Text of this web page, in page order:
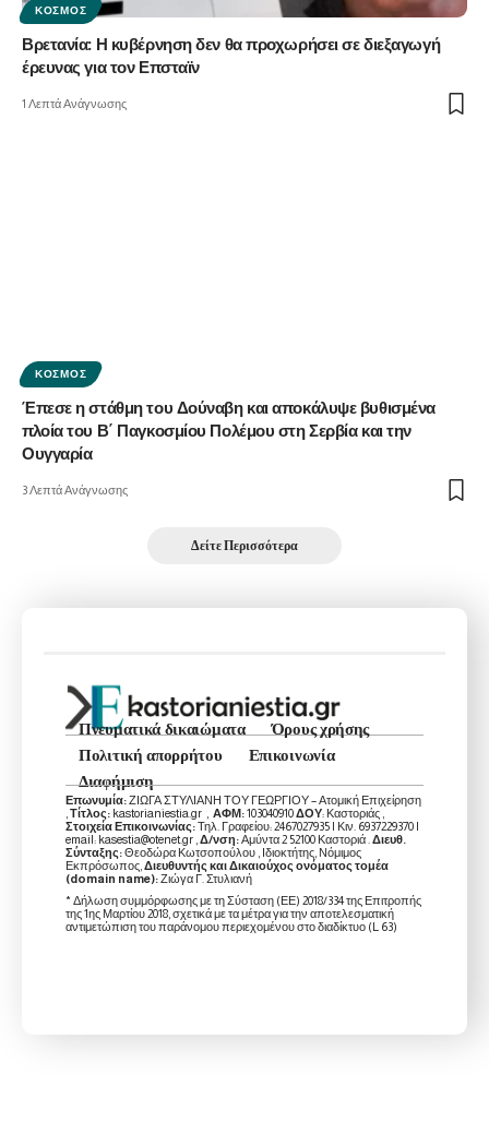
ΚΌΣΜΟΣ
Βρετανία: Η κυβέρνηση δεν θα προχωρήσει σε διεξαγωγή
έρευνας για τον Επσταϊν
1 Λεπτά Ανάγνωσης
ΚΌΣΜΟΣ
Έπεσε η στάθμη του Δούναβη και αποκάλυψε βυθισμένα
πλοία του Β΄ Παγκοσμίου Πολέμου στη Σερβία και την
Ουγγαρία
3 Λεπτά Ανάγνωσης
Δείτε Περισσότερα
Πνευματικά δικαιώματα
Όρους χρήσης
Πολιτική απορρήτου
Επικοινωνία
Διαφήμιση
Επωνυμία:ΖΙΩΓΑ ΣΤΥΛΙΑΝΗ ΤΟΥ ΓΕΩΡΓΙΟΥ – Ατομική Επιχείρηση
Τίτλος: kastorianiestia.gr , ΑΦΜ:103040910ΔΟΥ: Καστοριάς ,
Στοιχεία Επικοινωνίας:Τηλ. Γραφείου: 2467027935 | Κιν. 6937229370 |
email: kasestia@otenet.gr , Δ/νση:Αμύντα 2 52100 Καστοριά . Διευθ.
Σύνταξης:Θεοδώρα Κωτσοπούλου , Ιδιοκτήτης, Νόμιμος
Εκπρόσωπος, Διευθυντής και Δικαιούχος ονόματος τομέα
(domain name):Ζιώγα Γ. Στυλιανή
* Δήλωση συμμόρφωσης με τη Σύσταση (ΕΕ) 2018/334 της Επιτροπής
της 1ης Μαρτίου 2018, σχετικά με τα μέτρα για την αποτελεσματική
αντιμετώπιση του παράνομου περιεχομένου στο διαδίκτυο (L 63)